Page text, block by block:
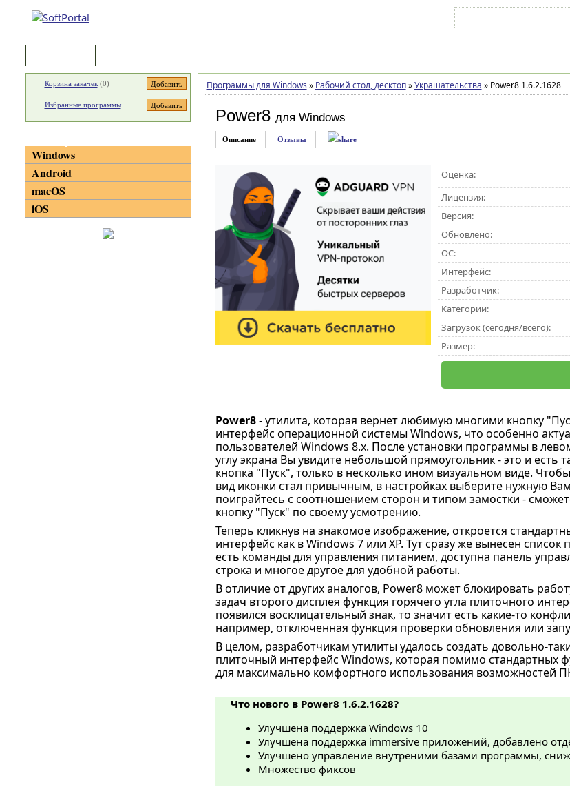
Программы для Windows » Рабочий стол, десктоп » Украшательства »Power8 1.6.2.1628
Power8 для Windows
Описание Отзывы
Оценка:
Лицензия:
Версия:
Обновлено:
ОС:
Интерфейс:
Разработчик:
Категории:
Загрузок (сегодня/всего):
Размер:
Power8- утилита, которая вернет любимую многими кнопку
интерфейс операционной системы Windows, что особенно
пользователей Windows 8.x. После установки программы в
углу экрана Вы увидите небольшой прямоугольник - это и есть
кнопка "Пуск", только в несколько ином визуальном виде.
вид иконки стал привычным, в настройках выберите нужную
поиграйтесь с соотношением сторон и типом замостки -
кнопку "Пуск" по своему усмотрению.
Теперь кликнув на знакомое изображение, откроется
интерфейс как в Windows 7 или XP. Тут сразу же вынесен список
есть команды для управления питанием, доступна панель
строка и многое другое для удобной работы.
В отличие от других аналогов, Power8 может блокировать
задач второго дисплея функция горячего угла плиточного
появился восклицательный знак, то значит есть какие-то
например, отключенная функция проверки обновления или
В целом, разработчикам утилиты удалось создать довольно-
плиточный интерфейс Windows, которая помимо
для максимально комфортного использования возможностей
Что нового в Power8 1.6.2.1628?
Улучшена поддержка Windows 10
Улучшена поддержка immersive приложений, добавлено
Улучшено управление внутреними базами программы,
Множество фиксов
Корзина закачек(0)
Избранные программы
Windows
Android
macOS
iOS